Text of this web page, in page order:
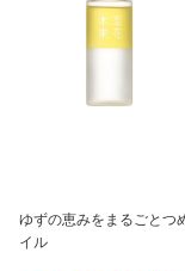
ゆずの恵みをまるごとつ
イル